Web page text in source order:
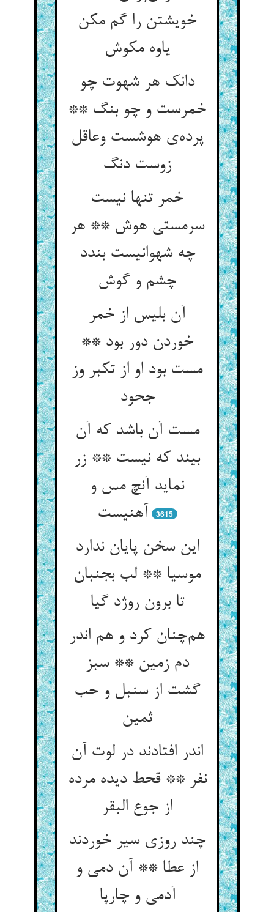
خویشتن را گم مکن
یاوه مکوش
دانک هر شهوت چو
خمرست و چو بنگ **
پرده‌ی هوشست وعاقل
زوست دنگ
خمر تنها نیست
سرمستی هوش ** هر
چه شهوانیست بندد
چشم و گوش
آن بلیس از خمر
خوردن دور بود **
مست بود او از تکبر وز
جحود
مست آن باشد که آن
بیند که نیست ** زر
نماید آنچ مس و
آهنیست
3615
این سخن پایان ندارد
موسیا ** لب بجنبان
تا برون روژد گیا
هم‌چنان کرد و هم اندر
دم زمین ** سبز
گشت از سنبل و حب
ثمین
اندر افتادند در لوت آن
نفر ** قحط دیده مرده
از جوع البقر
چند روزی سیر خوردند
از عطا ** آن دمی و
آدمی و چارپا